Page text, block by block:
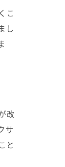
こ
し
改
サ
と